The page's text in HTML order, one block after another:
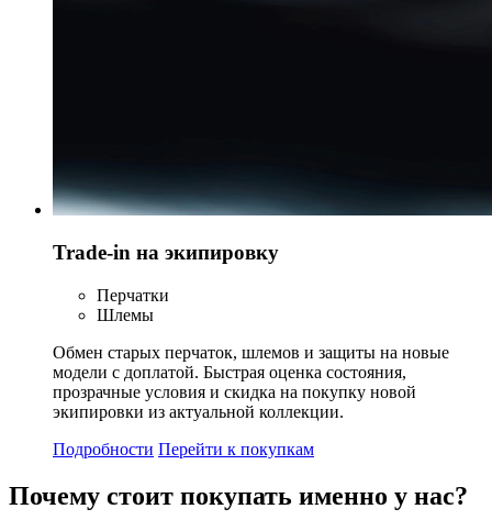
Trade-in на экипировку
Перчатки
Шлемы
Обмен старых перчаток, шлемов и защиты на новые
модели с доплатой. Быстрая оценка состояния,
прозрачные условия и скидка на покупку новой
экипировки из актуальной коллекции.
Подробности Перейти к покупкам
Почему стоит покупать именно у нас?